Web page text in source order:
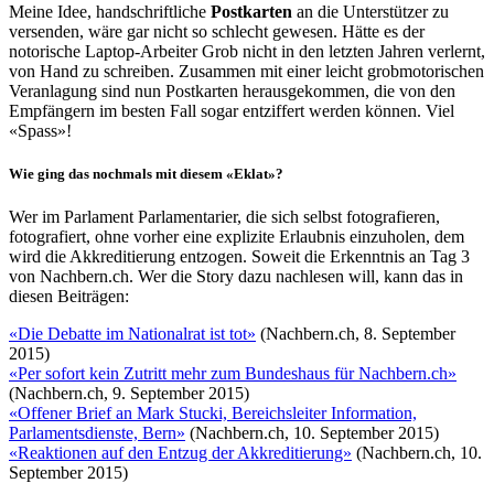
Meine Idee, handschriftliche Postkarten an die Unterstützer zu
versenden, wäre gar nicht so schlecht gewesen. Hätte es der
notorische Laptop-Arbeiter Grob nicht in den letzten Jahren verlernt,
von Hand zu schreiben. Zusammen mit einer leicht grobmotorischen
Veranlagung sind nun Postkarten herausgekommen, die von den
Empfängern im besten Fall sogar entziffert werden können. Viel
«Spass»!
Wie ging das nochmals mit diesem «Eklat»?
Wer im Parlament Parlamentarier, die sich selbst fotografieren,
fotografiert, ohne vorher eine explizite Erlaubnis einzuholen, dem
wird die Akkreditierung entzogen. Soweit die Erkenntnis an Tag 3
von Nachbern.ch. Wer die Story dazu nachlesen will, kann das in
diesen Beiträgen:
«Die Debatte im Nationalrat ist tot» (Nachbern.ch, 8. September
2015)
«Per sofort kein Zutritt mehr zum Bundeshaus für Nachbern.ch»
(Nachbern.ch, 9. September 2015)
«Offener Brief an Mark Stucki, Bereichsleiter Information,
Parlamentsdienste, Bern» (Nachbern.ch, 10. September 2015)
«Reaktionen auf den Entzug der Akkreditierung» (Nachbern.ch, 10.
September 2015)